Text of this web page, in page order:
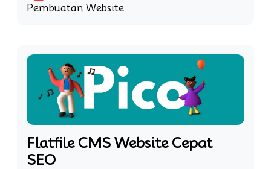
Pembuatan Website
Flatfile CMS Website Cepat
SEO